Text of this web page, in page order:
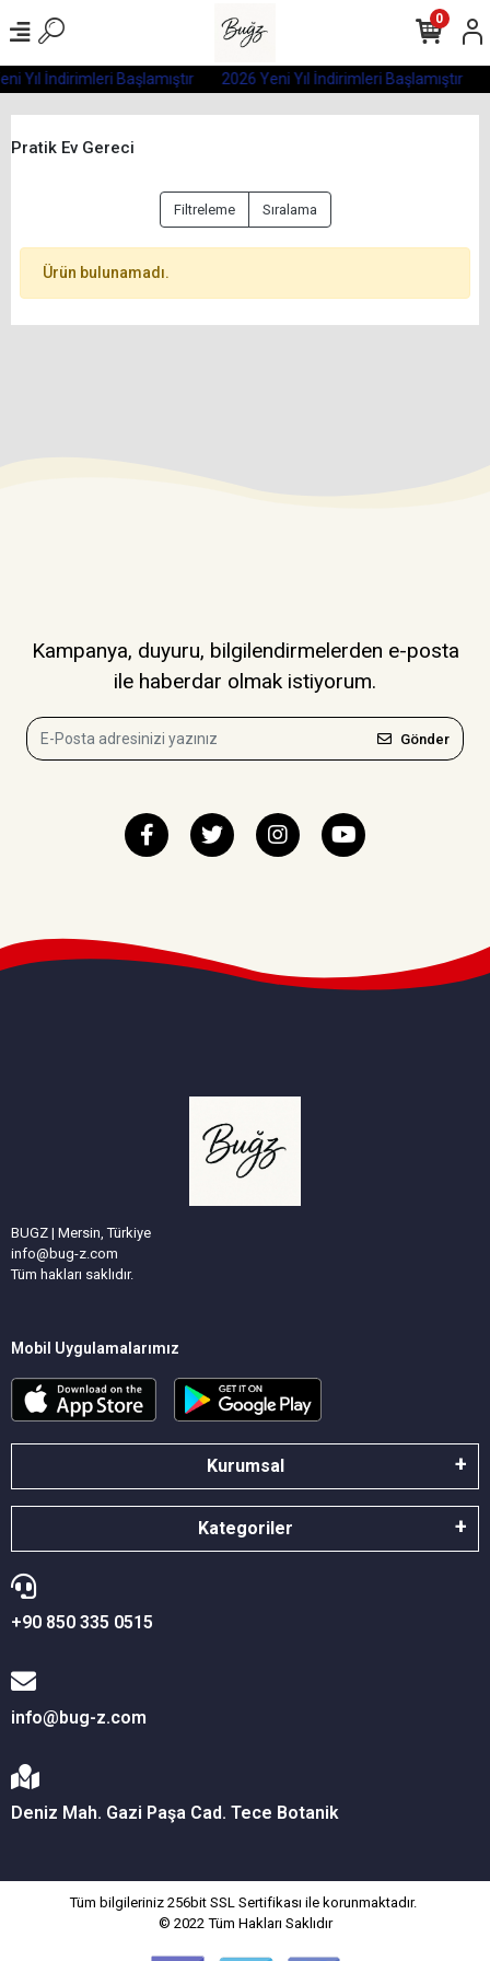
Yıl İndirimleri Başlamıştır 2026 Yeni Yıl İndirimleri Başlamıştır
0
Pratik Ev Gereci
Filtreleme Sıralama
Ürün bulunamadı.
Kampanya, duyuru, bilgilendirmelerden e-posta
ile haberdar olmak istiyorum.
Gönder
BUGZ | Mersin, Türkiye
info@bug-z.com
Tüm hakları saklıdır.
Mobil Uygulamalarımız
Kurumsal
Kategoriler
+90 850 335 0515
info@bug-z.com
Deniz Mah. Gazi Paşa Cad. Tece Botanik
Tüm bilgileriniz 256bit SSL Sertifikası ile korunmaktadır.
© 2022 Tüm Hakları Saklıdır